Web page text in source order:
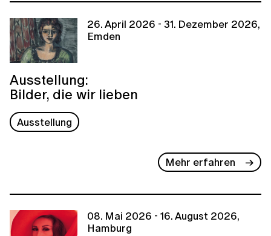
26. April 2026 - 31. Dezember 2026,
Emden
Ausstellung:
Bilder, die wir lieben
Ausstellung
Mehr erfahren
08. Mai 2026 - 16. August 2026,
Hamburg